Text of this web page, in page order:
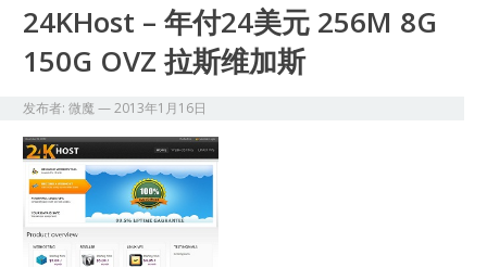
24KHost – 年付24美元 256M 8G
150G OVZ 拉斯维加斯
发布者:微魔 —2013年1月16日